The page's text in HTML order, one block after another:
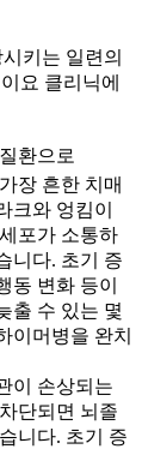
키는 일련의
요 클리닉에
환으로
장 흔한 치매
크와 엉킴이
포가 소통하
니다. 초기 증
동 변화 등이
출 수 있는 몇
이머병을 완치
이 손상되는
단되면 뇌졸
니다. 초기 증